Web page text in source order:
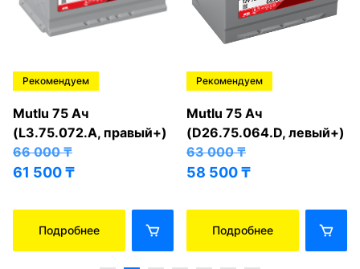
Рекомендуем
Mutlu 75 Ач
(L3.75.072.A, правый+)
66 000₸
61 500₸
Подробнее
Рекомендуем
Mutlu 75 Ач
(D26.75.064.D, левый+)
63 000₸
58 500₸
Подробнее